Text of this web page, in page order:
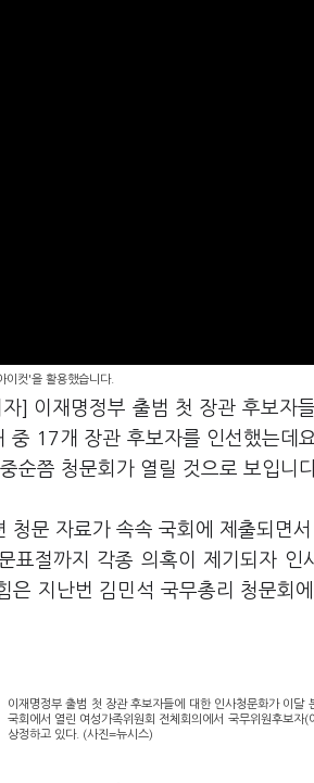
이컷'을 활용했습니다.
] 이재명정부 출범 첫 장관 후보자
중 17개 장관 후보자를 인선했는데
순쯤 청문회가 열릴 것으로 보입니
청문 자료가 속속 국회에 제출되면
표절까지 각종 의혹이 제기되자 인
은 지난번 김민석 국무총리 청문회
이재명정부 출범 첫 장관 후보자들에 대한 인사청문화가 이
국회에서 열린 여성가족위원회 전체회의에서 국무위원후보자
상정하고 있다. (사진=뉴시스)